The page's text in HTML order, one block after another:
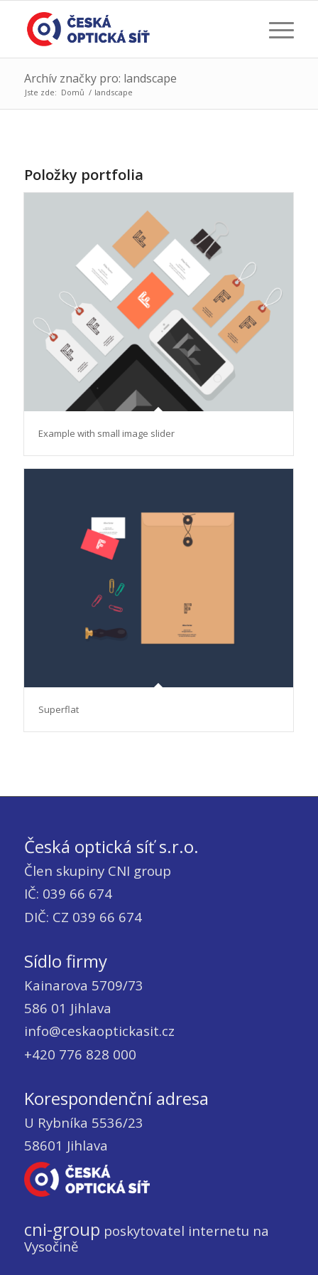
Archív značky pro: landscape
Jste zde: Domů / landscape
Položky portfolia
Example with small image slider
Superflat
Česká optická síť s.r.o.
Člen skupiny CNI group
IČ: 039 66 674
DIČ: CZ 039 66 674
Sídlo firmy
Kainarova 5709/73
586 01 Jihlava
info@ceskaoptickasit.cz
+420 776 828 000
Korespondenční adresa
U Rybníka 5536/23
58601 Jihlava
cni-group poskytovatel internetu na
Vysočině